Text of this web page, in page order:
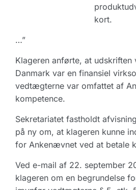
kort.
…”
Klageren anførte, at udskriften
Danmark var en finansiel
vedtægterne var omfattet af
kompetence.
Sekretariatet fastholdt
på ny om, at klageren kunne
for Ankenævnet ved at betale
Ved e-mail af 22. september
klageren om en begrundelse